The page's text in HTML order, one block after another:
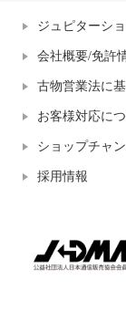
ジュピターシ
会社概要/免許
古物営業法に
お客様対応に
ショップチャ
採用情報